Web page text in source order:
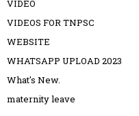
VIDEO
VIDEOS FOR TNPSC
WEBSITE
WHATSAPP UPLOAD 2023
What's New.
maternity leave